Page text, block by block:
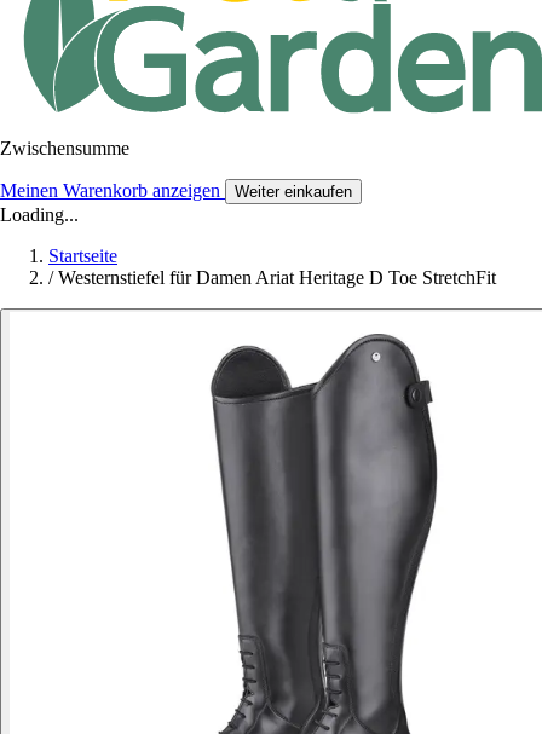
Zwischensumme
Meinen Warenkorb anzeigen Weiter einkaufen
Loading...
Startseite
/ Westernstiefel für Damen Ariat Heritage D Toe StretchFit